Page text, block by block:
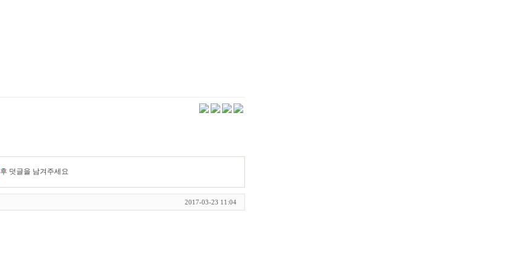
후 덧글을 남겨주세요
2017-03-23 11:04